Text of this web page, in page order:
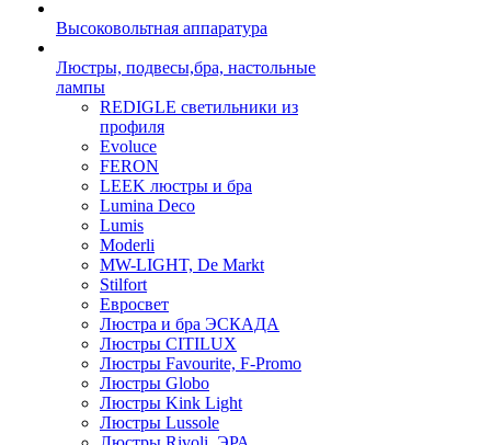
Высоковольтная аппаратура
Люстры, подвесы,бра, настольные
лампы
REDIGLE светильники из
профиля
Evoluce
FERON
LEEK люстры и бра
Lumina Deco
Lumis
Moderli
MW-LIGHT, De Markt
Stilfort
Евросвет
Люстра и бра ЭСКАДА
Люстры CITILUX
Люстры Favourite, F-Promo
Люстры Globo
Люстры Kink Light
Люстры Lussole